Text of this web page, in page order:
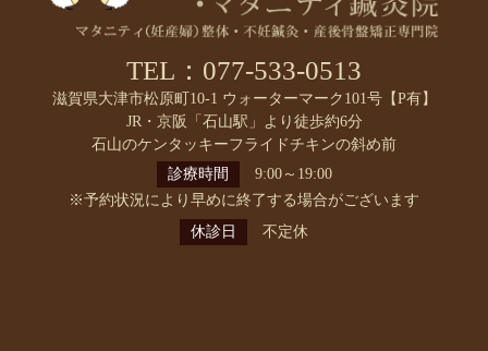
TEL：077-533-0513
滋賀県大津市松原町10-1 ウォーターマーク101号【P有】
JR・京阪「石山駅」より徒歩約6分
石山のケンタッキーフライドチキンの斜め前
診療時間
9:00～19:00
※予約状況により早めに終了する場合がございます
休診日
不定休